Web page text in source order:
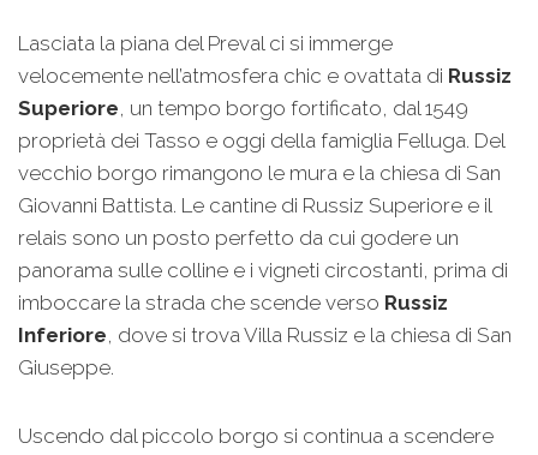
Lasciata la piana del Preval ci si immerge
velocemente nell’atmosfera chic e ovattata di Russiz
Superiore, un tempo borgo fortificato, dal 1549
proprietà dei Tasso e oggi della famiglia Felluga. Del
vecchio borgo rimangono le mura e la chiesa di San
Giovanni Battista. Le cantine di Russiz Superiore e il
relais sono un posto perfetto da cui godere un
panorama sulle colline e i vigneti circostanti, prima di
imboccare la strada che scende verso Russiz
Inferiore, dove si trova Villa Russiz e la chiesa di San
Giuseppe.
Uscendo dal piccolo borgo si continua a scendere